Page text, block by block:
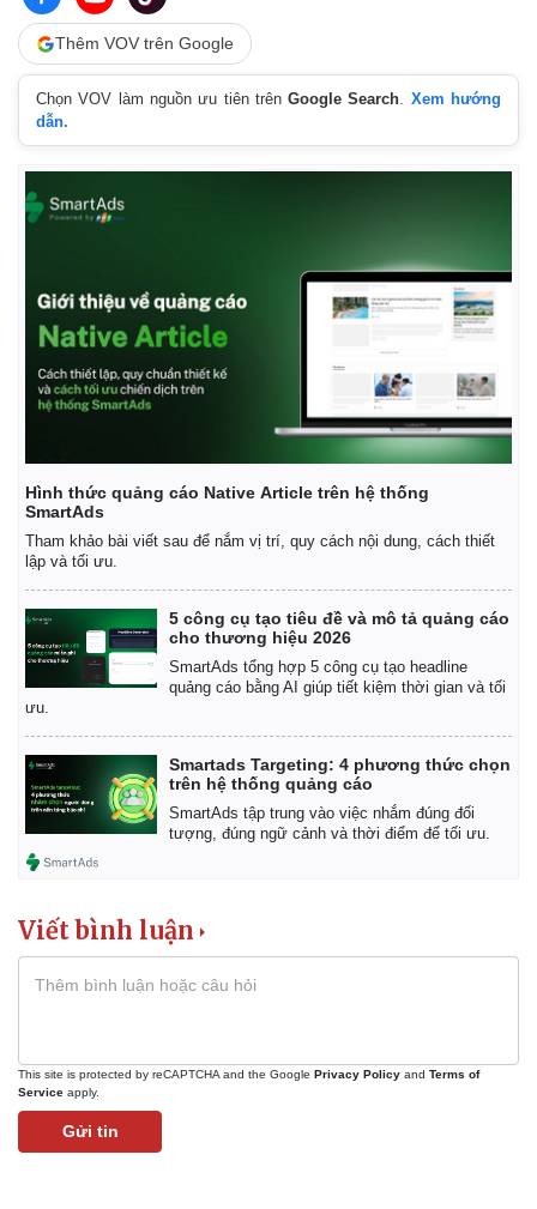
Khởi nghiệp
Giá vàng
Tiêu dùng
Tỷ giá
Giá cà phê
Thêm VOV trên Google
Chọn VOV làm nguồn ưu tiên trênGoogle Search. Xem hướng
dẫn.
Hình thức quảng cáo Native Article trên hệ thống
SmartAds
Tham khảo bài viết sau để nắm vị trí, quy cách nội dung, cách thiết
lập và tối ưu.
5 công cụ tạo tiêu đề và mô tả quảng cáo
cho thương hiệu 2026
SmartAds tổng hợp 5 công cụ tạo headline
quảng cáo bằng AI giúp tiết kiệm thời gian và tối
ưu.
Smartads Targeting: 4 phương thức chọn
trên hệ thống quảng cáo
SmartAds tập trung vào việc nhắm đúng đối
tượng, đúng ngữ cảnh và thời điểm để tối ưu.
Viết bình luận
This site is protected by reCAPTCHA and the Google Privacy Policy and Terms of
Service apply.
Gửi tin